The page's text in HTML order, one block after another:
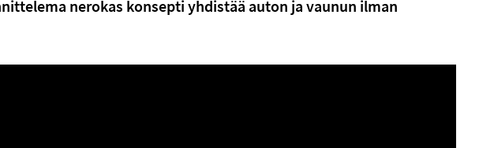
nerokas konsepti yhdistää auton ja vaunun ilman